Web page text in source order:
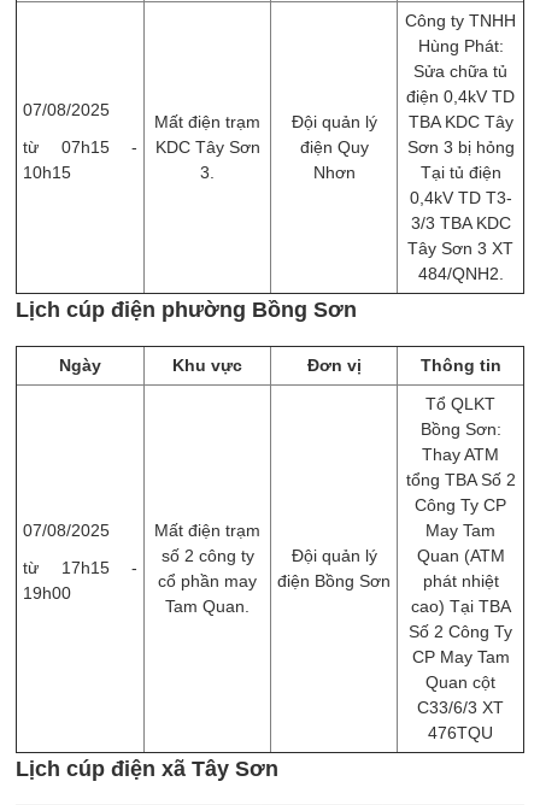
07/08/2025
từ 07h15 -
10h15
Mất điện trạm
KDC Tây Sơn
3.
Đội quản lý
điện Quy
Nhơn
Công ty TNHH
Hùng Phát:
Sửa chữa tủ
điện 0,4kV TD
TBA KDC Tây
Sơn 3 bị hỏng
Tại tủ điện
0,4kV TD T3-
3/3 TBA KDC
Tây Sơn 3 XT
484/QNH2.
Lịch cúp điện phường Bồng Sơn
Ngày Khu vực Đơn vị Thông tin
07/08/2025
từ 17h15 -
19h00
Mất điện trạm
số 2 công ty
cổ phần may
Tam Quan.
Đội quản lý
điện Bồng Sơn
Tổ QLKT
Bồng Sơn:
Thay ATM
tổng TBA Số 2
Công Ty CP
May Tam
Quan (ATM
phát nhiệt
cao) Tại TBA
Số 2 Công Ty
CP May Tam
Quan cột
C33/6/3 XT
476TQU
Lịch cúp điện xã Tây Sơn